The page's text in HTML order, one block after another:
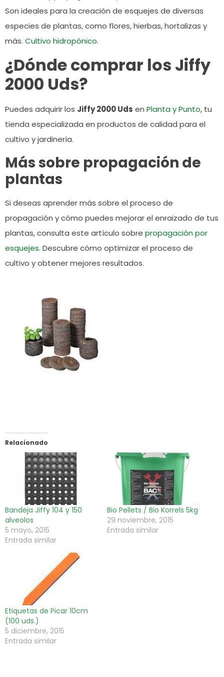
Son ideales para la creación de esquejes de diversas
especies de plantas, como flores, hierbas, hortalizas y
más. Cultivo hidropónico.
¿Dónde comprar los Jiffy
2000 Uds?
Puedes adquirir los Jiffy 2000 Uds en Planta y Punto, tu
tienda especializada en productos de calidad para el
cultivo y jardinería.
Más sobre propagación de
plantas
Si deseas aprender más sobre el proceso de
propagación y cómo puedes mejorar el enraizado de tus
plantas, consulta este artículo sobre propagación por
esquejes. Descubre cómo optimizar el proceso de
cultivo y obtener mejores resultados.
Relacionado
Bandeja Jiffy 104 y 150
alveolos
5 mayo, 2015
Entrada similar
Bio Pellets / Bio Korrels 5kg
29 noviembre, 2015
Entrada similar
Etiquetas de Picar 10cm
(100 uds.)
5 diciembre, 2015
Entrada similar